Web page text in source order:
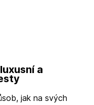
a
jak na svých